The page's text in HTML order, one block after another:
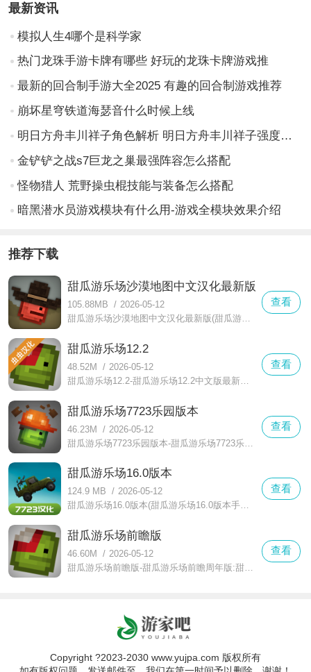
最新资讯
模拟人生4哪个是科学家
热门龙珠手游卡牌有哪些 好玩的龙珠卡牌游戏推
最新的回合制手游大全2025 有趣的回合制游戏推荐
崩坏星穹铁道海瑟音什么时候上线
明日方舟丰川祥子角色解析 明日方舟丰川祥子强度与玩法全面介绍
金铲铲之战s7巨龙之巢最强阵容怎么搭配
怪物猎人 荒野操虫棍技能与装备怎么搭配
暗黑潜水员游戏模块有什么用-游戏全模块效果介绍
推荐下载
甜瓜游乐场沙漠地图中文汉化最新版
105.88MB / 2026-05-12
甜瓜游乐场沙漠地图中文汉化最新版(甜瓜游乐场下载)在游戏中,您可以进行任意场景的切换,从沙漠到草地,从森林到城市,随心所欲的探索世界。游戏中除了探索,还可以进行资源的收集。玩家可以开采矿石和原木等资源,用于建造汽车、建筑和其他设施。此外,游戏中提供了丰富的物品和道具,下面有具体内容大家可以看看。
查看
甜瓜游乐场12.2
48.52M / 2026-05-12
甜瓜游乐场12.2-甜瓜游乐场12.2中文版最新版:一款玩法不错的像素沙盒世界冒险游戏。甜瓜游乐场12.2游戏中为你更新了一系列的道具和材料,修复了炸药错误和性能低,很多的模组云档是可以直接加入的,具体的内容如下所述！
查看
甜瓜游乐场7723乐园版本
46.23M / 2026-05-12
甜瓜游乐场7723乐园版本-甜瓜游乐场7723乐园最新版本:新增了三个内容,对于BUG也进行了修改修正,玩家将在没有任何规矩的沙盒世界中使用各种武器来制造工具,或者模拟其他有趣的场景,想要了解相关的内容持续关注吧！
查看
甜瓜游乐场16.0版本
124.9 MB / 2026-05-12
甜瓜游乐场16.0版本(甜瓜游乐场16.0版本手游下载):你怎么看?这是一款好玩的沙盒游戏,这款游戏目前更新了全新的内容和道具,甜瓜游乐场2.0而且自带模组,游戏互动强,大家可以升级武器进行战斗,经典的沙盒冒险给大家带来更多的闯关元素哦,小伙伴们快来一起看看吧。
查看
甜瓜游乐场前瞻版
46.60M / 2026-05-12
甜瓜游乐场前瞻版-甜瓜游乐场前瞻周年版:甜瓜游乐场12.0等你来挑战！掌握种类繁多的方法与技巧,提升对战玩法水平,在闯关探索中找到更多技巧方法和策略完成对抗冒险,经典像素画面场景刻画更加精美,下面跟随小编一起来看看相关的内容。
查看
Copyright ?2023-2030 www.yujpa.com 版权所有